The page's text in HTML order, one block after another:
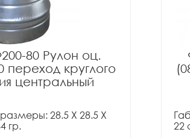
80 Рулон оц.
переход круглого
центральный
28.5 X 28.5 X
гр.
22